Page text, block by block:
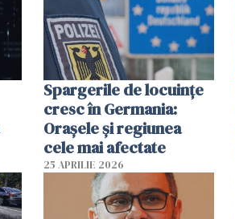
Spargerile de locuințe
cresc în Germania:
Orașele și regiunea
cele mai afectate
25 APRILIE 2026